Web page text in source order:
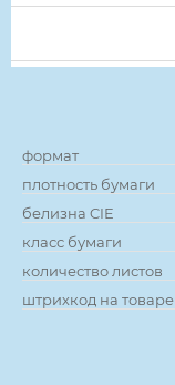
формат
плотность бумаги
белизна CIE
класс бумаги
количество листов
штрихкод на товаре